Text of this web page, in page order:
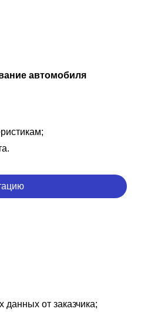
автомобиля
от заказчика;